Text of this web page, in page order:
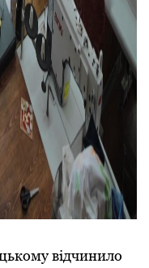
відчинило